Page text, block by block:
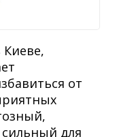
Киеве,
от
сильный для